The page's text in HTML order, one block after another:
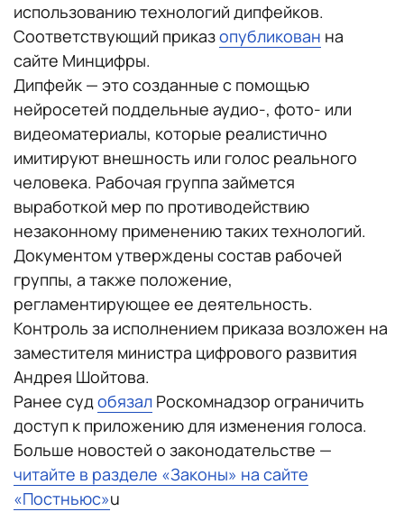
использованию технологий дипфейков.
Соответствующий приказопубликован на
сайте Минцифры.
Дипфейк — это созданные с помощью
нейросетей поддельные аудио-, фото- или
видеоматериалы, которые реалистично
имитируют внешность или голос реального
человека. Рабочая группа займется
выработкой мер по противодействию
незаконному применению таких технологий.
Документом утверждены состав рабочей
группы, а также положение,
регламентирующее ее деятельность.
Контроль за исполнением приказа возложен на
заместителя министра цифрового развития
Андрея Шойтова.
Ранее судобязал Роскомнадзор ограничить
доступ к приложению для изменения голоса.
Больше новостей о законодательстве —
читайте в разделе «Законы» на сайте
«Постньюс»u